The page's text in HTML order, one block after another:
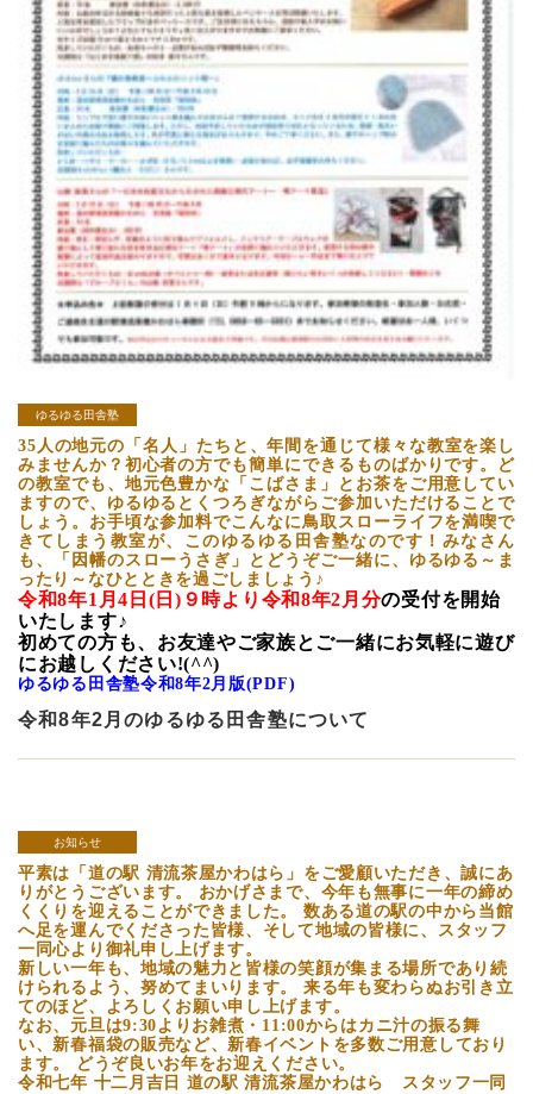
ゆるゆる田舎塾
35人の地元の「名人」たちと、年間を通じて様々な教室を楽し
みませんか？初心者の方でも簡単にできるものばかりです。ど
の教室でも、地元色豊かな「こばさま」とお茶をご用意してい
ますので、ゆるゆるとくつろぎながらご参加いただけることで
しょう。お手頃な参加料でこんなに鳥取スローライフを満喫で
きてしまう教室が、このゆるゆる田舎塾なのです！みなさん
も、「因幡のスローうさぎ」とどうぞご一緒に、ゆるゆる～ま
ったり～なひとときを過ごしましょう♪
令和8年1 月4日(日)９時より令和8年2 月分の受付を開始
いたします♪
初めての方も、お友達やご家族とご一緒にお気軽に遊び
にお越しください!(^^)
ゆるゆる田舎塾令和8年2月版(PDF)
令和8年2月のゆるゆる田舎塾について
お知らせ
平素は「道の駅 清流茶屋かわはら」をご愛顧いただき、誠にあ
りがとうございます。 おかげさまで、今年も無事に一年の締め
くくりを迎えることができました。 数ある道の駅の中から当館
へ足を運んでくださった皆様、そして地域の皆様に、スタッフ
一同心より御礼申し上げます。
新しい一年も、地域の魅力と皆様の笑顔が集まる場所であり続
けられるよう、努めてまいります。 来る年も変わらぬお引き立
てのほど、よろしくお願い申し上げます。
なお、元旦は9:30よりお雑煮・11:00からはカニ汁の振る舞
い、新春福袋の販売など、新春イベントを多数ご用意しており
ます。 どうぞ良いお年をお迎えください。
令和七年 十二月吉日 道の駅 清流茶屋かわはら スタッフ一同